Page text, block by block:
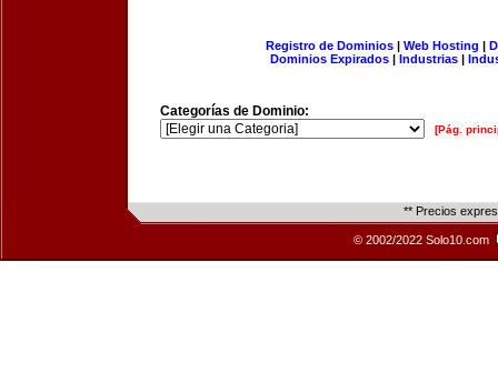
Registro de Dominios| Web Hosting |
Dominios Expirados | Industrias |
Categorías de Dominio:
[Pág.
** Precios
© 2002/2022 Solo10.com